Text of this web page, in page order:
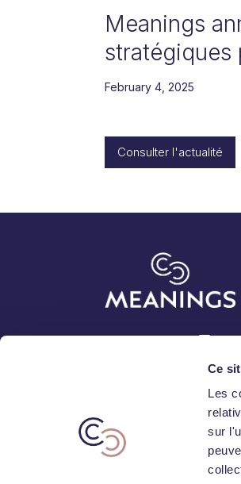
Ce
Les
sur
Meanings
stratégiques
February 4, 2025
Consulter l'actualité
Abonnez-vous